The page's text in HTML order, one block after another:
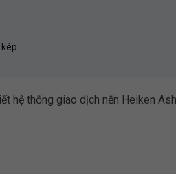
hệ thống giao dịch nến Heiken